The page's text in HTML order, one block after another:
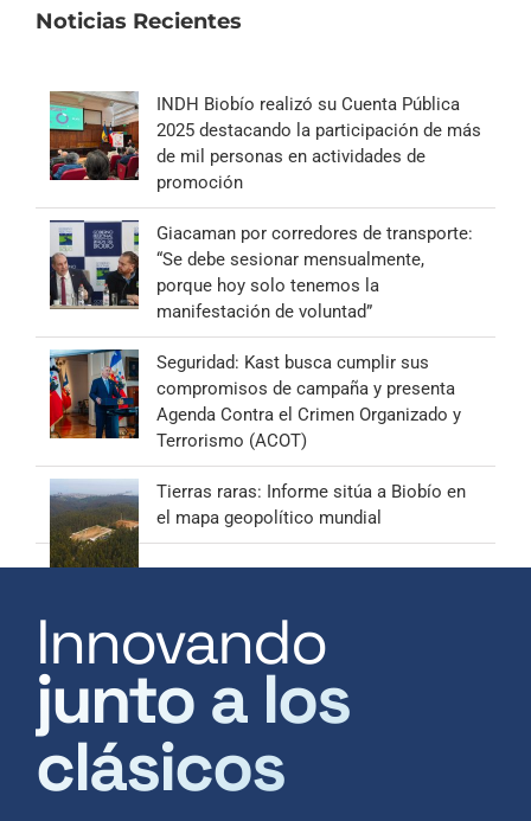
Noticias Recientes
INDH Biobío realizó su Cuenta Pública
2025 destacando la participación de más
de mil personas en actividades de
promoción
Giacaman por corredores de transporte:
“Se debe sesionar mensualmente,
porque hoy solo tenemos la
manifestación de voluntad”
Seguridad: Kast busca cumplir sus
compromisos de campaña y presenta
Agenda Contra el Crimen Organizado y
Terrorismo (ACOT)
Tierras raras: Informe sitúa a Biobío en
el mapa geopolítico mundial
Innovando
junto a los
clásicos